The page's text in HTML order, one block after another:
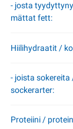
- josta
mättat fett:
Hiilihydraatit /
- joista sokereita
sockerarter:
Proteiini /